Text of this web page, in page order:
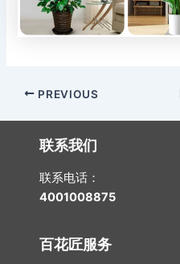
Post
PREVIOUS
联系我们
联系电话：
4001008875
百花匠服务